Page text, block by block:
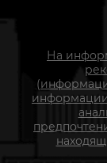
На
информации